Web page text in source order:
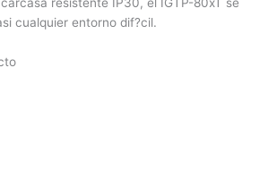
cualquier entorno dif?cil.